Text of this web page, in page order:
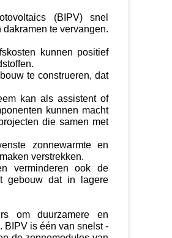
(BIPV) snel
te vervangen.
kunnen positief
te construeren, dat
kan als assistent of
kunnen macht
die samen met
zonnewarmte en
verstrekken.
verminderen ook de
gebouw dat in lagere
om duurzamere en
BIPV is één van snelst -